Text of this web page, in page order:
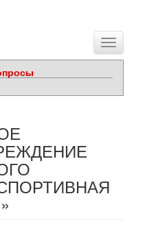
Toggle